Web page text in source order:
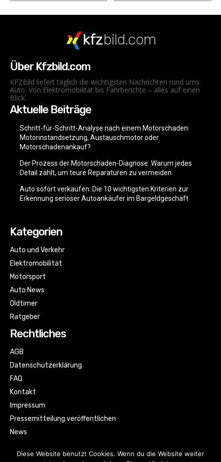
kfzbild.com
Über Kfzbild.com
KFZBild liefert täglich die wichtigsten Nachrichten rund ums
Auto. Von Elektromobilität bis Fahrberichte – alles auf einen
Blick.
Aktuelle Beiträge
Schritt-für-Schritt-Analyse nach einem Motorschaden:
Motorinstandsetzung, Austauschmotor oder
Motorschadenankauf?
Der Prozess der Motorschaden-Diagnose: Warum jedes
Detail zählt, um teure Reparaturen zu vermeiden
Auto sofort verkaufen: Die 10 wichtigsten Kriterien zur
Erkennung seriöser Autoankäufer im Bargeldgeschäft
Kategorien
Auto und Verkehr
Elektromobilität
Motorsport
Auto News
Oldtimer
Ratgeber
Rechtliches
AGB
Datenschutzerklärung
FAQ
Kontakt
Impressum
Pressemitteilung veröffentlichen
News
Diese Website benutzt Cookies. Wenn du die Website weiter